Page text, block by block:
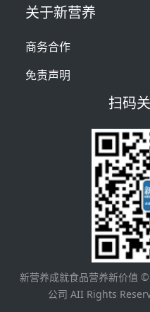
关于新营养
商务合作
免责声明
扫码
新营养成就食品营养新价值 ©
公司 AII Rights